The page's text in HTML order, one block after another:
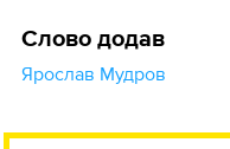
Слово додав
Ярослав Мудров